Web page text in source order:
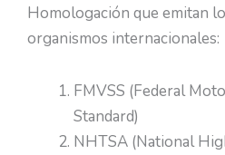
Homologación que emitan
organismos internacionales:
FMVSS (Federal
Standard)
NHTSA (National